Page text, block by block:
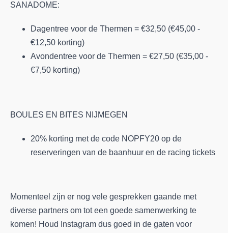
SANADOME:
Dagentree voor de Thermen = €32,50 (€45,00 -
€12,50 korting)
Avondentree voor de Thermen = €27,50 (€35,00 -
€7,50 korting)
BOULES EN BITES NIJMEGEN
20% korting met de code NOPFY20 op de
reserveringen van de baanhuur en de racing tickets
Momenteel zijn er nog vele gesprekken gaande met
diverse partners om tot een goede samenwerking te
komen! Houd Instagram dus goed in de gaten voor